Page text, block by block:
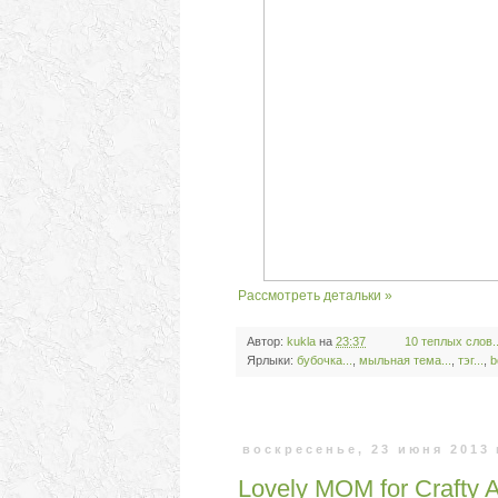
Рассмотреть детальки »
Автор: kukla на 23:37
10 теплых слов...
Ярлыки: бубочка... мыльная тема... тэг...
воскресенье, 23 июня 2013
Lovely MOM for Crafty